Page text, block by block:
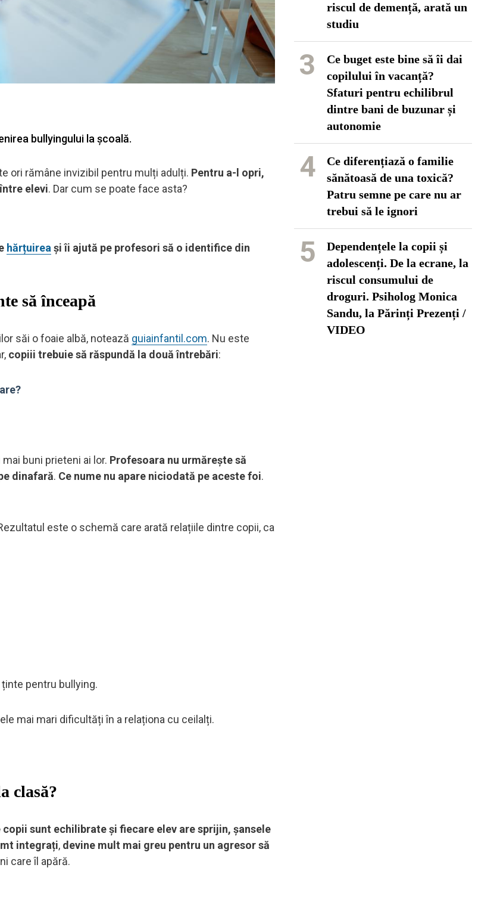
bullyingului la școală.
ori rămâne invizibil pentru mulți adulți. Pentru a-l opri,
elevi. Dar cum se poate face asta?
hărțuirea și îi ajută pe profesori să o identifice din
să înceapă
săi o foaie albă, notează guiainfantil.com. Nu este
copiii trebuie să răspundă la două întrebări:
buni prieteni ai lor. Profesoara nu urmărește să
dinafară. Ce nume nu apare niciodată pe aceste foi.
este o schemă care arată relațiile dintre copii, ca
pentru bullying.
mai mari dificultăți în a relaționa cu ceilalți.
clasă?
sunt echilibrate și fiecare elev are sprijin, șansele
integrați, devine mult mai greu pentru un agresor să
care îl apără.
riscul de demență, arată un
studiu
3
Ce buget este bine să îi dai
copilului în vacanță?
Sfaturi pentru echilibrul
dintre bani de buzunar și
autonomie
4
Ce diferențiază o familie
sănătoasă de una toxică?
Patru semne pe care nu ar
trebui să le ignori
5
Dependențele la copii și
adolescenți. De la ecrane, la
riscul consumului de
droguri. Psiholog Monica
Sandu, la Părinți Prezenți /
VIDEO